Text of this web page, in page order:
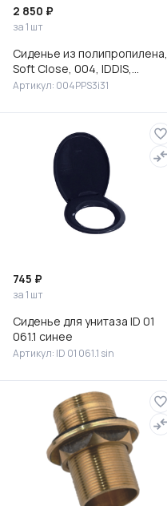
2 850 ₽
за 1 шт
Сиденье из полипропилена,
Soft Close, 004, IDDIS,
004PPS3i31
Артикул: 004PPS3i31
745 ₽
за 1 шт
Сиденье для унитаза ID 01
061.1 синее
Артикул: ID 01 061.1 sin